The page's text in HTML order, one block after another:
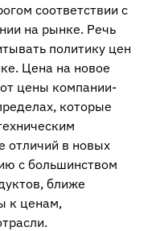
соответствии с
на рынке. Речь
политику цен
Цена на новое
цены компании-
которые
отличий в новых
с большинством
ближе
к ценам,